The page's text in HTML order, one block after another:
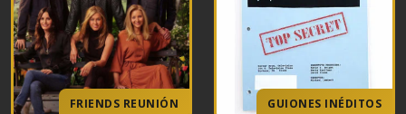
FRIENDS REUNIÓN GUIONES INÉDITOS